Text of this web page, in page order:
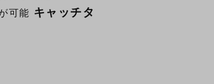
可能 キャッチタ